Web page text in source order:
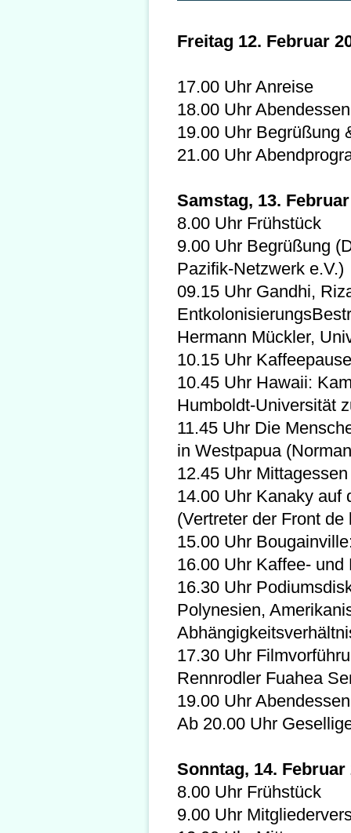
Freitag 12. Februar
17.00 Uhr Anreise
18.00 Uhr Abendessen
19.00 Uhr Begrüßung
21.00 Uhr
Samstag, 13.
8.00 Uhr Frühstück
9.00 Uhr Begrüßung
Pazifik-Netzwerk e.V.)
09.15 Uhr Gandhi,
Hermann Mückler,
10.15 Uhr Kaffeepause
10.45 Uhr Hawaii:
Humboldt-Universität
11.45 Uhr Die
in Westpapua
12.45 Uhr Mittagessen
14.00 Uhr Kanaky auf
(Vertreter der Front
15.00 Uhr
16.00 Uhr Kaffee- und
16.30 Uhr
Polynesien,
17.30 Uhr
Rennrodler Fuahea
19.00 Uhr Abendessen
Ab 20.00 Uhr
Sonntag, 14. Februar
8.00 Uhr Frühstück
9.00 Uhr